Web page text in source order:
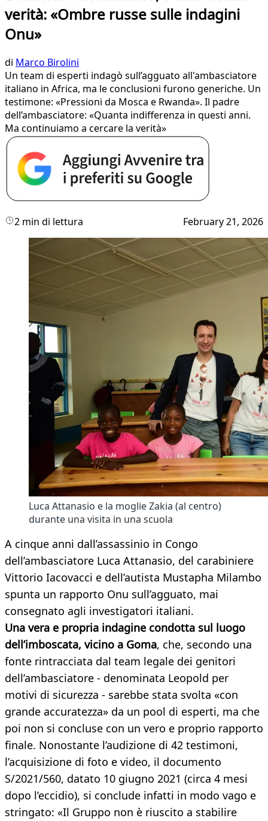
verità: «Ombre russe sulle indagini
Onu»
di Marco Birolini
Un team di esperti indagò sull’agguato all'ambasciatore
italiano in Africa, ma le conclusioni furono generiche. Un
testimone: «Pressioni da Mosca e Rwanda». Il padre
dell’ambasciatore: «Quanta indifferenza in questi anni.
Ma continuiamo a cercare la verità»
2 min di lettura February 21, 2026
Luca Attanasio e la moglie Zakia (al centro)
durante una visita in una scuola
A cinque anni dall’assassinio in Congo
dell’ambasciatore Luca Attanasio, del carabiniere
Vittorio Iacovacci e dell’autista Mustapha Milambo
spunta un rapporto Onu sull’agguato, mai
consegnato agli investigatori italiani.
Una vera e propria indagine condotta sul luogo
dell’imboscata, vicino a Goma, che, secondo una
fonte rintracciata dal team legale dei genitori
dell’ambasciatore - denominata Leopold per
motivi di sicurezza - sarebbe stata svolta «con
grande accuratezza» da un pool di esperti, ma che
poi non si concluse con un vero e proprio rapporto
finale. Nonostante l’audizione di 42 testimoni,
l’acquisizione di foto e video, il documento
S/2021/560, datato 10 giugno 2021 (circa 4 mesi
dopo l’eccidio), si conclude infatti in modo vago e
stringato: «Il Gruppo non è riuscito a stabilire